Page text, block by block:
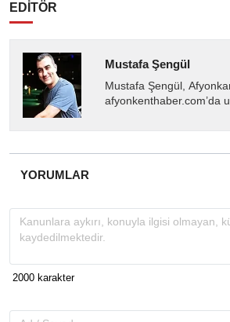
EDİTÖR
Mustafa Şengül
Mustafa Şengül,
afyonkenthaber.com’da
YORUMLAR